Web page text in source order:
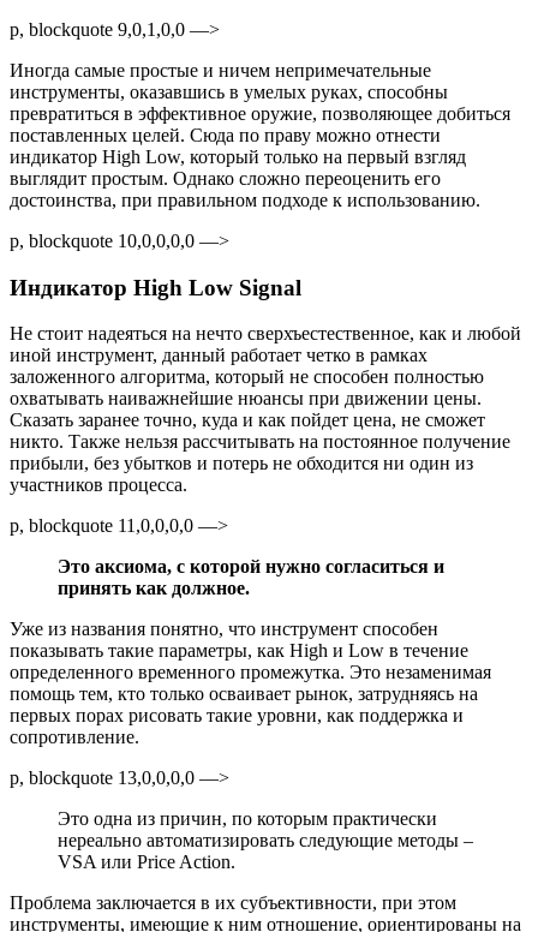
p, blockquote 9,0,1,0,0 —>
Иногда самые простые и ничем непримечательные
инструменты, оказавшись в умелых руках, способны
превратиться в эффективное оружие, позволяющее добиться
поставленных целей. Сюда по праву можно отнести
индикатор High Low, который только на первый взгляд
выглядит простым. Однако сложно переоценить его
достоинства, при правильном подходе к использованию.
p, blockquote 10,0,0,0,0 —>
Индикатор High Low Signal
Не стоит надеяться на нечто сверхъестественное, как и любой
иной инструмент, данный работает четко в рамках
заложенного алгоритма, который не способен полностью
охватывать наиважнейшие нюансы при движении цены.
Сказать заранее точно, куда и как пойдет цена, не сможет
никто. Также нельзя рассчитывать на постоянное получение
прибыли, без убытков и потерь не обходится ни один из
участников процесса.
p, blockquote 11,0,0,0,0 —>
Это аксиома, с которой нужно согласиться и
принять как должное.
Уже из названия понятно, что инструмент способен
показывать такие параметры, как High и Low в течение
определенного временного промежутка. Это незаменимая
помощь тем, кто только осваивает рынок, затрудняясь на
первых порах рисовать такие уровни, как поддержка и
сопротивление.
p, blockquote 13,0,0,0,0 —>
Это одна из причин, по которым практически
нереально автоматизировать следующие методы –
VSA или Price Action.
Проблема заключается в их субъективности, при этом
инструменты, имеющие к ним отношение, ориентированы на